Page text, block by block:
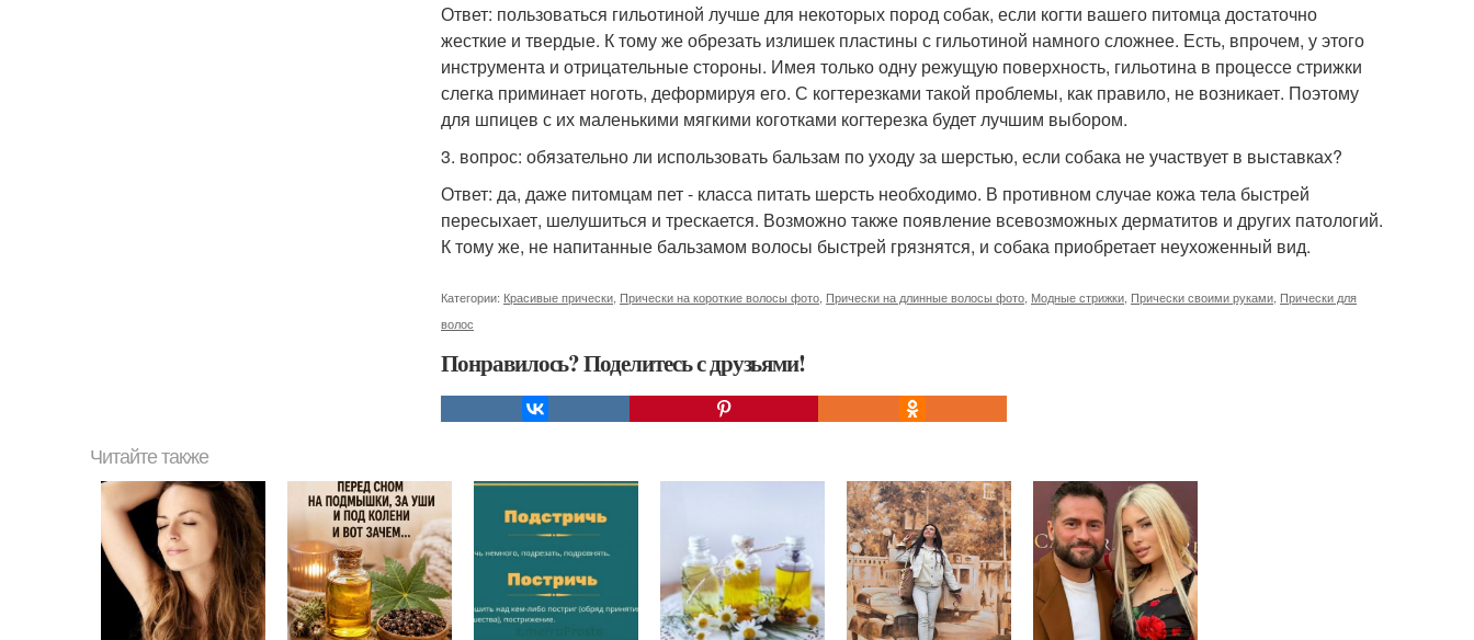
Ответ: пользоваться гильотиной лучше для некоторых пород собак, если когти вашего питомца достаточно
жесткие и твердые. К тому же обрезать излишек пластины с гильотиной намного сложнее. Есть, впрочем, у этого
инструмента и отрицательные стороны. Имея только одну режущую поверхность, гильотина в процессе стрижки
слегка приминает ноготь, деформируя его. С когтерезками такой проблемы, как правило, не возникает. Поэтому
для шпицев с их маленькими мягкими коготками когтерезка будет лучшим выбором.
3. вопрос: обязательно ли использовать бальзам по уходу за шерстью, если собака не участвует в выставках?
Ответ: да, даже питомцам пет - класса питать шерсть необходимо. В противном случае кожа тела быстрей
пересыхает, шелушиться и трескается. Возможно также появление всевозможных дерматитов и других патологий.
К тому же, не напитанные бальзамом волосы быстрей грязнятся, и собака приобретает неухоженный вид.
Категории: Красивые прически Прически на короткие волосы фото Прически на длинные волосы фото Модные стрижки Прически своими руками Прически для
волос
Понравилось? Поделитесь с друзьями!
Читайте также